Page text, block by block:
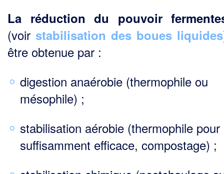
La réduction du pouvoir
(voir stabilisation des boues liquides
être obtenue par :
digestion anaérobie (thermophile ou
mésophile) ;
stabilisation aérobie (thermophile pour
suffisamment efficace, compostage) ;